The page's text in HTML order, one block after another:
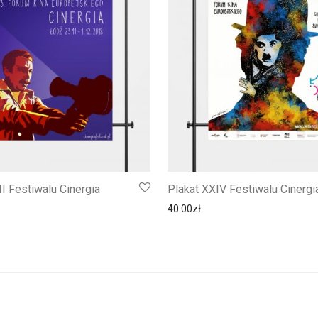
Festiwalu Cinergia Plakat XXIV Festiwalu
40.00zł